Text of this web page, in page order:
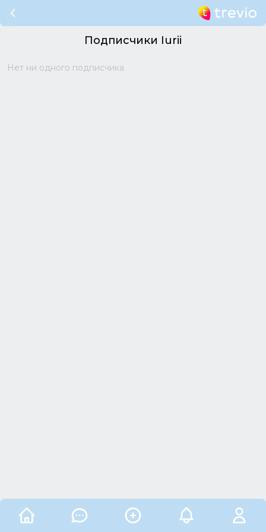
Подписчики Iurii
Нет ни одного подписчика